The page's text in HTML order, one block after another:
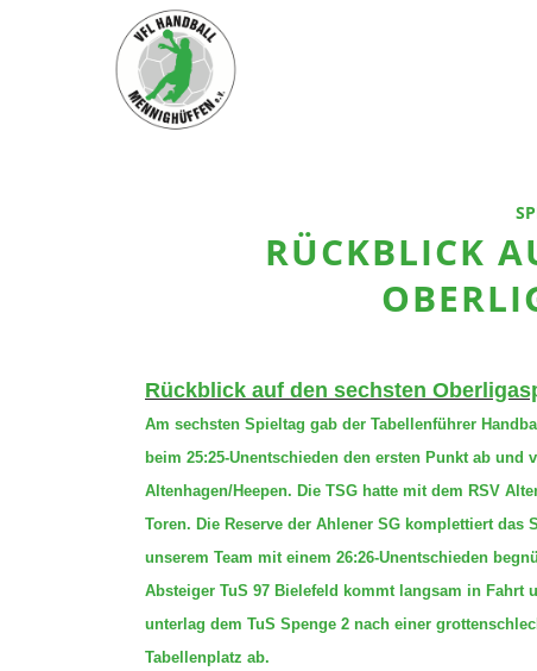
RÜCKBLICK
Rückblick auf den sechsten
Am sechsten Spieltag gab der Tabellenführer
beim 25:25-Unentschieden den ersten Punkt ab
Altenhagen/Heepen. Die TSG hatte mit dem RSV
Toren. Die Reserve der Ahlener SG komplettiert
unserem Team mit einem 26:26-Unentschieden
Absteiger TuS 97 Bielefeld kommt langsam in Fahrt
unterlag dem TuS Spenge 2 nach einer
Tabellenplatz ab.